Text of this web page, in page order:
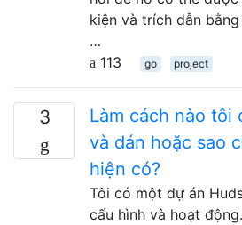
kiện và trích dẫn
…
113
go project
3
Làm cách nào tôi
và dán hoặc sao
hiện có?
Tôi có một dự án
cấu hình và hoạt